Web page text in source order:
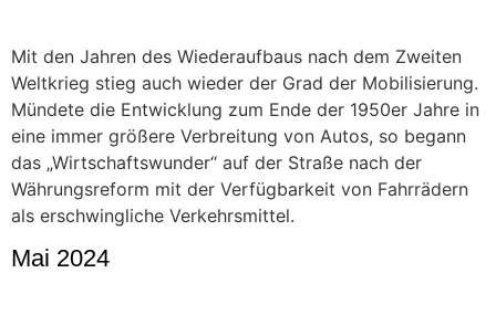
Mit den Jahren des Wiederaufbaus nach dem Zweiten
Weltkrieg stieg auch wieder der Grad der Mobilisierung.
Mündete die Entwicklung zum Ende der 1950er Jahre in
eine immer größere Verbreitung von Autos, so begann
das „Wirtschaftswunder“ auf der Straße nach der
Währungsreform mit der Verfügbarkeit von Fahrrädern
als erschwingliche Verkehrsmittel.
Mai 2024